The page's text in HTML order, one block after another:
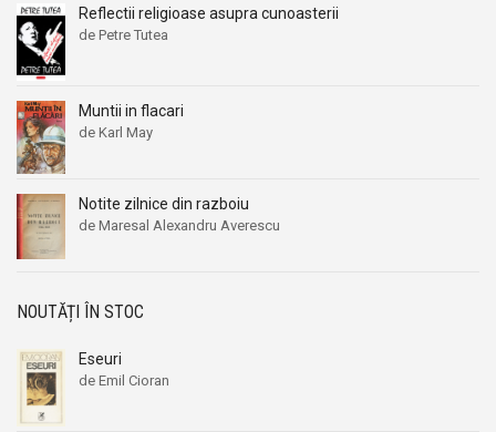
Reflectii religioase asupra cunoasterii
de Petre Tutea
Muntii in flacari
de Karl May
Notite zilnice din razboiu
de Maresal Alexandru Averescu
NOUTĂȚI ÎN STOC
Eseuri
de Emil Cioran